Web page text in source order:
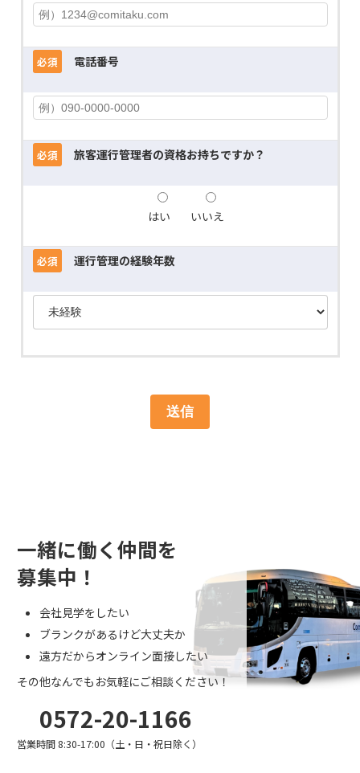
必須 電話番号
必須 旅客運行管理者の資格お持ちですか？
はい いいえ
必須 運行管理の経験年数
一緒に働く仲間を
募集中！
会社見学をしたい
ブランクがあるけど大丈夫か
遠方だからオンライン面接したい
その他なんでもお気軽にご相談ください！
0572-20-1166
営業時間 8:30-17:00（土・日・祝日除く）